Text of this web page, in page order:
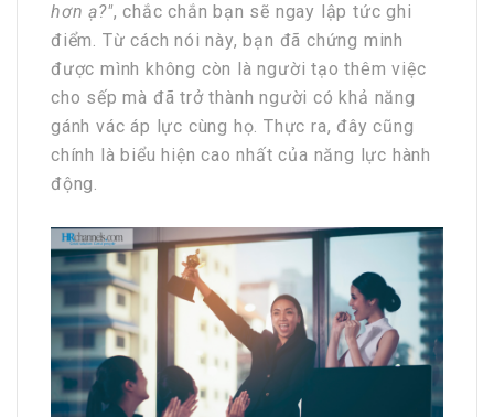
hơn ạ?", chắc chắn bạn sẽ ngay lập tức ghi
điểm. Từ cách nói này, bạn đã chứng minh
được mình không còn là người tạo thêm việc
cho sếp mà đã trở thành người có khả năng
gánh vác áp lực cùng họ. Thực ra, đây cũng
chính là biểu hiện cao nhất của năng lực hành
động.